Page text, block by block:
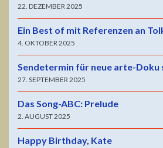
22. DEZEMBER 2025
Ein Best of mit Referenzen an
4. OKTOBER 2025
Sendetermin für neue arte-
27. SEPTEMBER 2025
Das Song-ABC: Prelude
2. AUGUST 2025
Happy Birthday, Kate